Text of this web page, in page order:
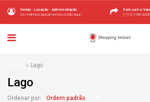
Fale com o
(11) 9.1108-
Venda - Locação - Administração
Os melhores lançamentos estão aqui !
Lago
Lago
Ordenar por: Ordem padrão